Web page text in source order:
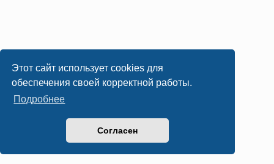
Этот сайт использует cookies для
обеспечения своей корректной работы.
Подробнее
Согласен